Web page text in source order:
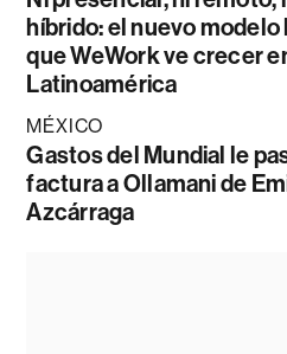
híbrido: el nuevo modelo
que WeWork ve crecer
Latinoamérica
MÉXICO
Gastos del Mundial le
factura a Ollamani de
Azcárraga